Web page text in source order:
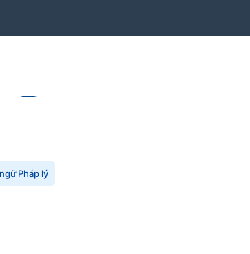
Pháp lý